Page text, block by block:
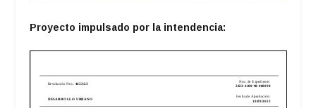
Proyecto impulsado por la intendencia: